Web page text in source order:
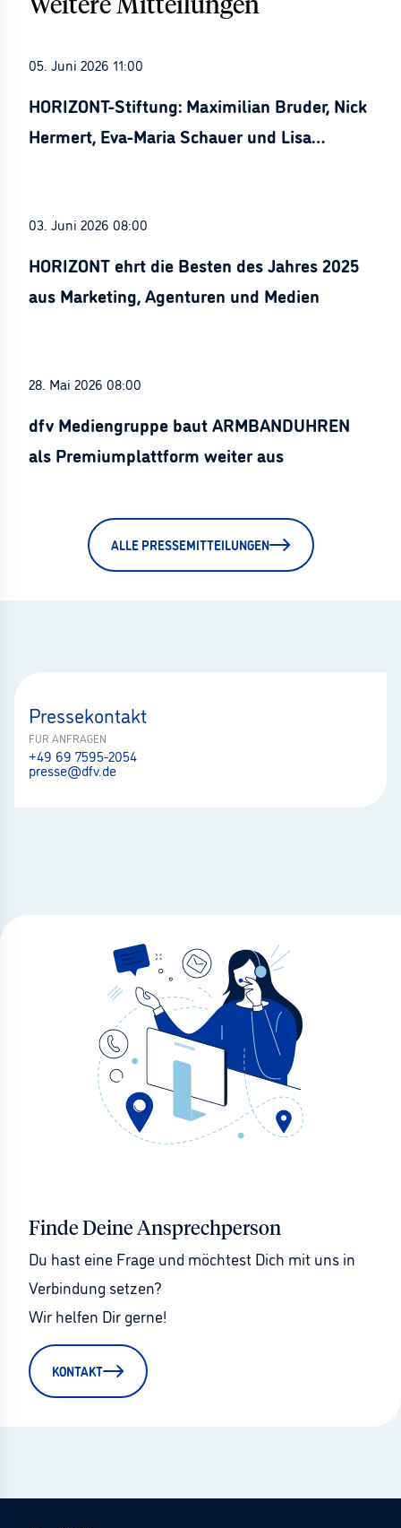
Weitere Mitteilungen
05. Juni 2026 11:00
HORIZONT-Stiftung: Maximilian Bruder, Nick
Hermert, Eva-Maria Schauer und Lisa
03. Juni 2026 08:00
HORIZONT ehrt die Besten des Jahres 2025
aus Marketing, Agenturen und Medien
28. Mai 2026 08:00
dfv Mediengruppe baut ARMBANDUHREN
als Premiumplattform weiter aus
ALLE PRESSEMITTEILUNGEN
Pressekontakt
FÜR ANFRAGEN
+49 69 7595-2054
presse@dfv.de
Finde Deine Ansprechperson
Du hast eine Frage und möchtest Dich mit uns in
Verbindung setzen?
Wir helfen Dir gerne!
KONTAKT